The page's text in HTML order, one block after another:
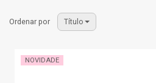
Ordenar por Título
NOVIDADE